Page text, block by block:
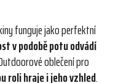
funguje jako perfektní
v podobě potu odvádí
oblečení pro
roli hraje i jeho vzhled.